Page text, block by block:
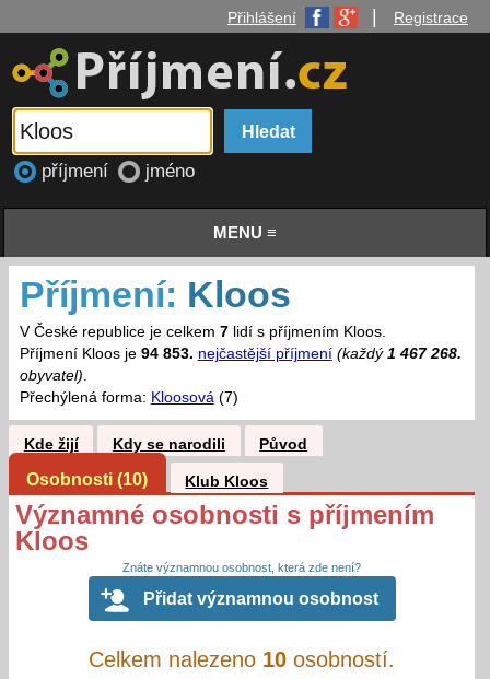
Přihlášení Registrace
příjmení jméno
MENU ≡
Příjmení: Kloos
V České republice je celkem 7lidí s příjmením Kloos.
Příjmení Kloos je 94 853. nejčastější příjmení (každý 1 467 268.
obyvatel).
Přechýlená forma: Kloosová(7)
Kde žijí Kdy se narodili Původ
Osobnosti (10) Klub Kloos
Významné osobnosti s příjmením
Kloos
Znáte významnou osobnost, která zde není?
Přidat významnou osobnost
Celkem nalezeno 10 osobností.